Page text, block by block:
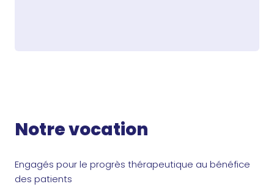
Notre vocation
Engagés pour le progrès thérapeutique au bénéfice
des patients